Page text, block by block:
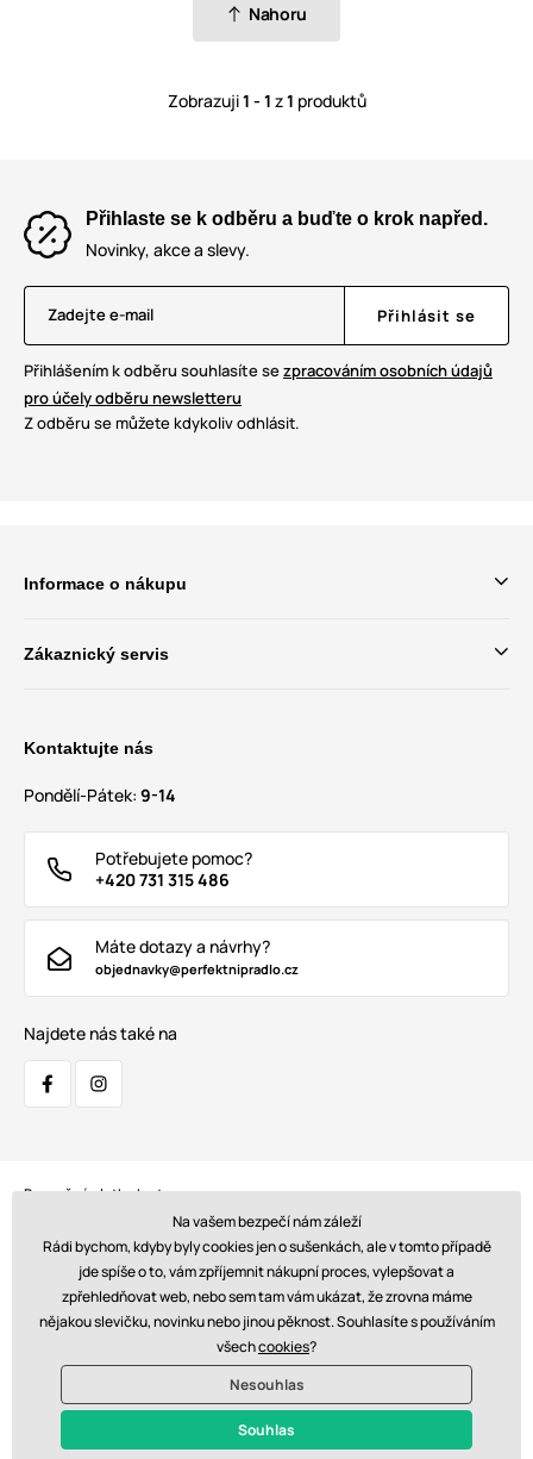
Nahoru
Zobrazuji1 - 1 z1 produktů
Přihlaste se k odběru a buďte o krok napřed.
Novinky, akce a slevy.
Zadejte e-mail Přihlásit se
Přihlášením k odběru souhlasíte sezpracováním osobních údajů
pro účely odběru newsletteru
Z odběru se můžete kdykoliv odhlásit.
Informace o nákupu
Zákaznický servis
Kontaktujte nás
Pondělí-Pátek: 9-14
Potřebujete pomoc?
+420 731 315 486
Máte dotazy a návrhy?
objednavky@perfektnipradlo.cz
Najdete nás také na
Bezpečná platba kartou:
Doprava:
© 2026 www.perfektnipradlo.cz. Technicky zajišťujeSimplia s.r.o.
Kč - CZ
Na vašem bezpečí nám záleží
Rádi bychom, kdyby byly cookies jen o sušenkách, ale v tomto případě
jde spíše o to, vám zpříjemnit nákupní proces, vylepšovat a
zpřehledňovat web, nebo sem tam vám ukázat, že zrovna máme
nějakou slevičku, novinku nebo jinou pěknost. Souhlasíte s používáním
všechcookies?
Nesouhlas
Souhlas